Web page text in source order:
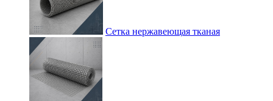
Сетка нержавеющая тканая